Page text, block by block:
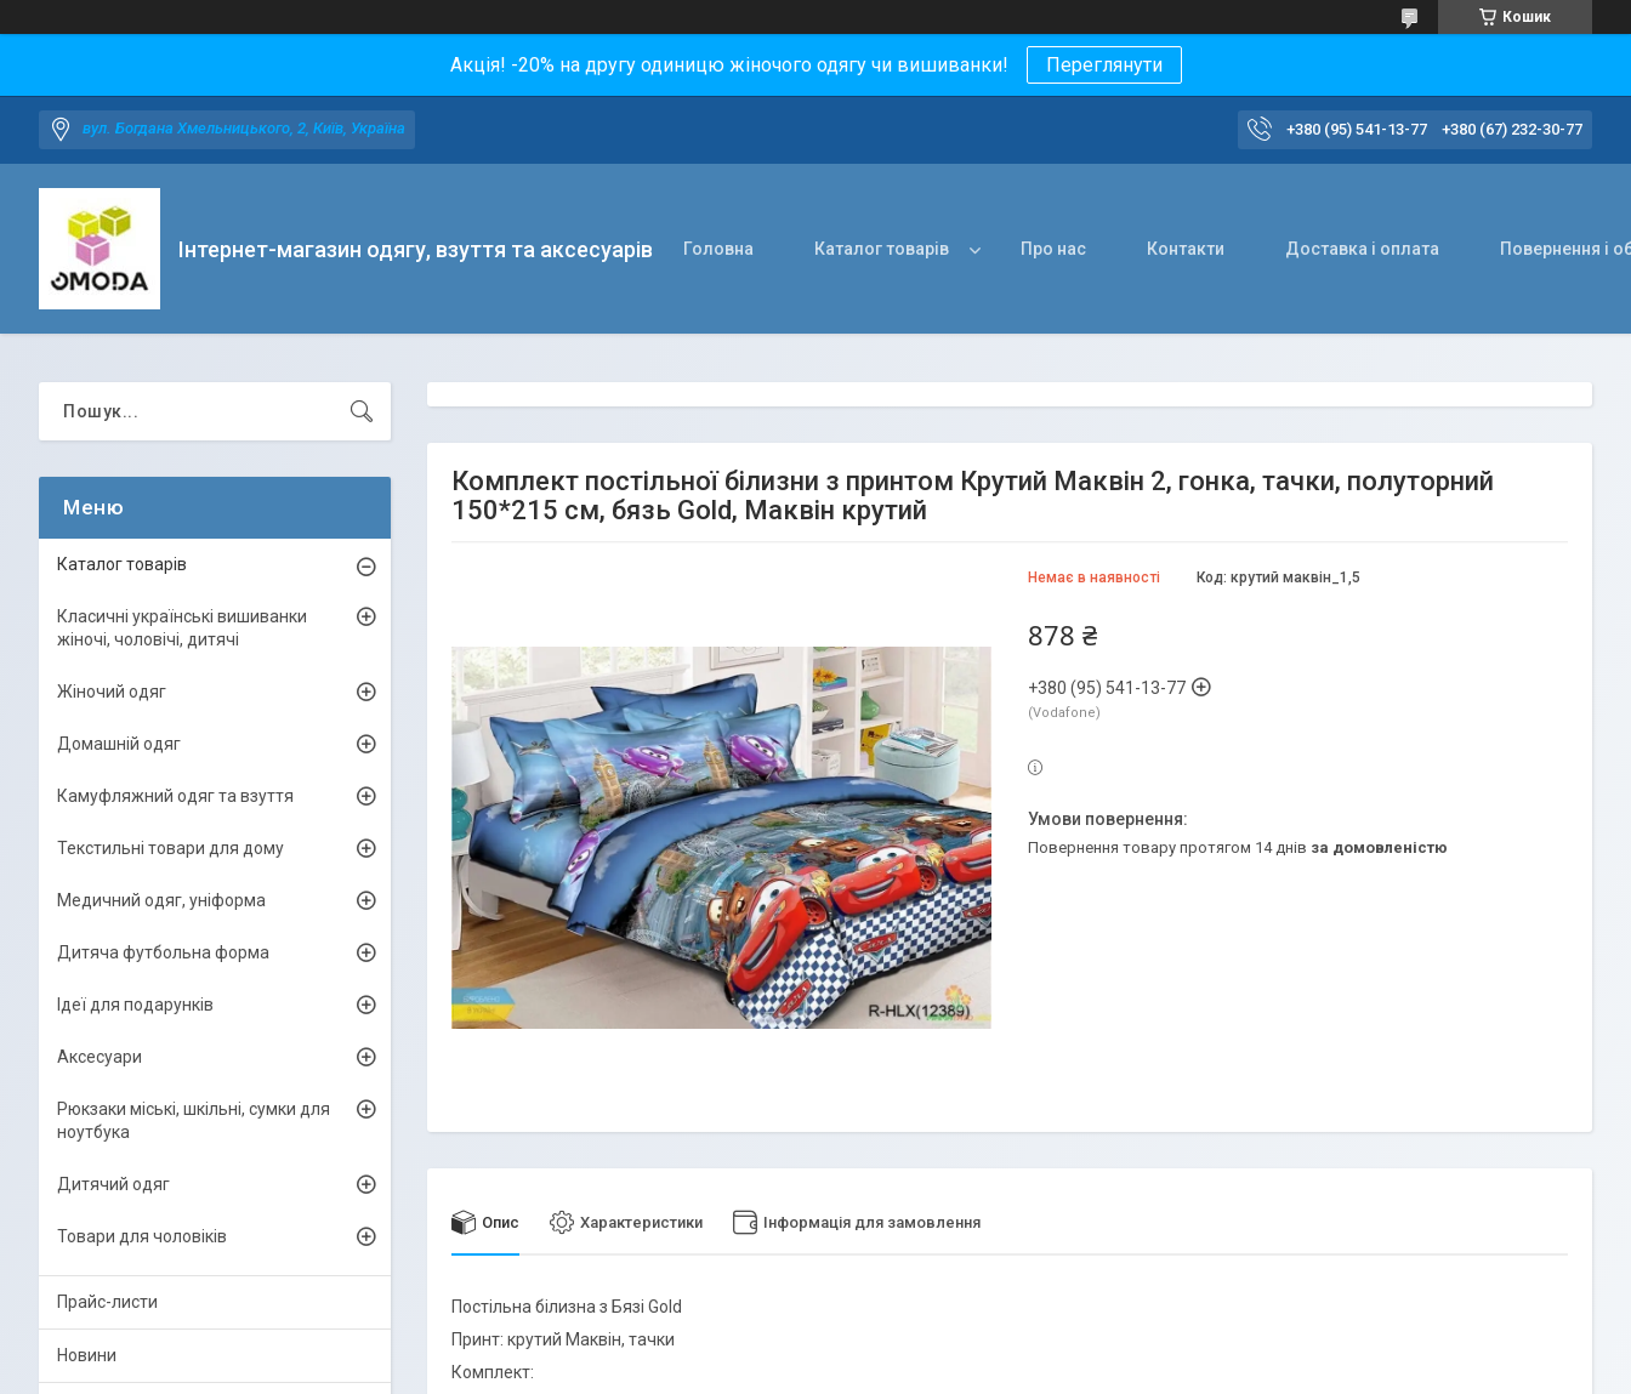
Кошик
Акція! -20% на другу одиницю жіночого одягу чи вишиванки! Переглянути
вул. Богдана Хмельницького, 2, Київ, Україна +380 (95) 541-13-77 +380 (67) 232-30-77
Інтернет-магазин одягу, взуття та аксесуарів Головна Каталог товарів Про нас Контакти Доставка і оплата Повернення і
Комплект постільної білизни з принтом Крутий Маквін 2, гонка, тачки, полуторний
150*215 см, бязь Gold, Маквін крутий
Немає в наявності Код: крутий маквін_1,5
878 ₴
+380 (95) 541-13-77
Vodafone
повернення товару протягом 14 днів за домовленістю
Опис Характеристики Інформація для замовлення
Постільна білизна з Бязі Gold
Принт: крутий Маквін, тачки
Комплект:
Каталог товарів
Класичні українські вишиванки
жіночі, чоловічі, дитячі
Жіночий одяг
Домашній одяг
Камуфляжний одяг та взуття
Текстильні товари для дому
Медичний одяг, уніформа
Дитяча футбольна форма
Ідеї для подарунків
Аксесуари
Рюкзаки міські, шкільні, сумки для
ноутбука
Дитячий одяг
Товари для чоловіків
Прайс-листи
Новини